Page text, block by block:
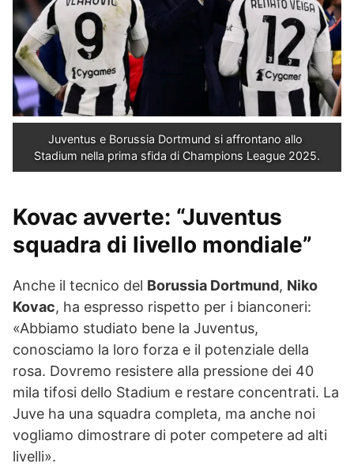
Juventus e Borussia Dortmund si affrontano allo
Stadium nella prima sfida di Champions League 2025.
Kovac avverte: “Juventus
squadra di livello mondiale”
Anche il tecnico del Borussia Dortmund, Niko
Kovac, ha espresso rispetto per i bianconeri:
«Abbiamo studiato bene la Juventus,
conosciamo la loro forza e il potenziale della
rosa. Dovremo resistere alla pressione dei 40
mila tifosi dello Stadium e restare concentrati. La
Juve ha una squadra completa, ma anche noi
vogliamo dimostrare di poter competere ad alti
livelli».